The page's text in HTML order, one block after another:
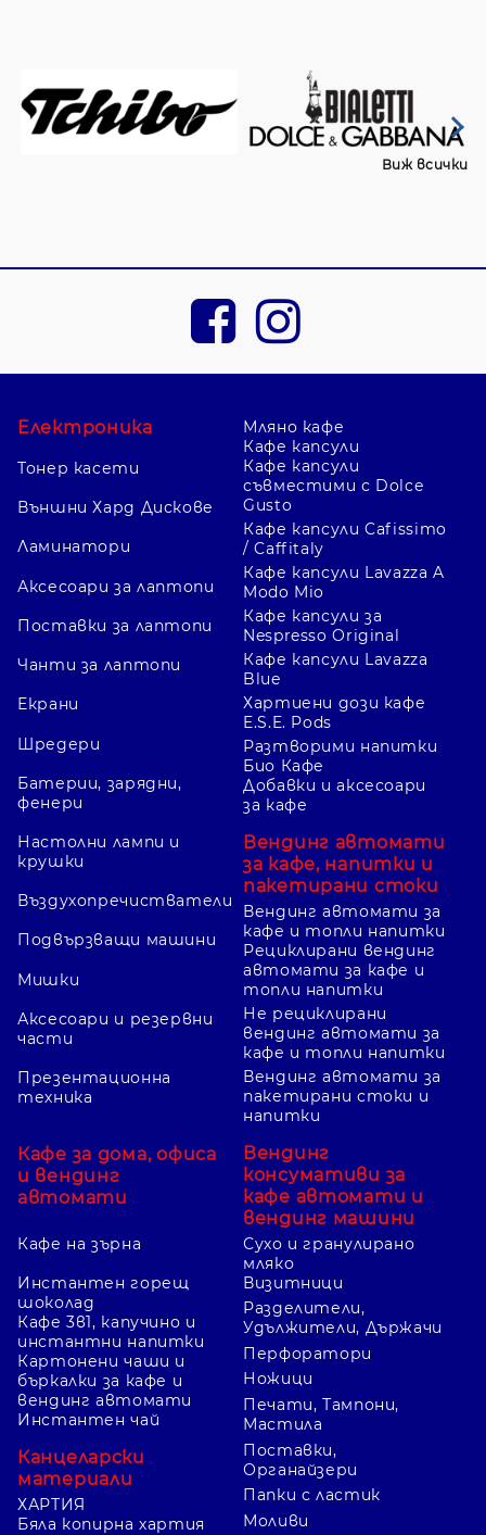
Виж всички
Електроника
Тонер касети
Външни Хард Дискове
Ламинатори
Аксесоари за лаптопи
Поставки за лаптопи
Чанти за лаптопи
Екрани
Шредери
Батерии, зарядни,
фенери
Настолни лампи и
крушки
Въздухопречистватели
Подвързващи машини
Мишки
Аксесоари и резервни
части
Презентационна
техника
Кафе за дома, офиса
и вендинг
автомати
Кафе на зърна
Мляно кафе
Кафе капсули
Кафе капсули
съвместими с Dolce
Gusto
Кафе капсули Cafissimo
/ Caffitaly
Кафе капсули Lavazza A
Modo Mio
Кафе капсули за
Nespresso Original
Кафе капсули Lavazza
Blue
Хартиени дози кафе
E.S.E. Pods
Разтворими напитки
Био Кафе
Добавки и аксесоари
за кафе
Вендинг автомати
за кафе, напитки и
пакетирани стоки
Вендинг автомати за
кафе и топли напитки
Рециклирани вендинг
автомати за кафе и
топли напитки
Не рециклирани
вендинг автомати за
кафе и топли напитки
Вендинг автомати за
пакетирани стоки и
напитки
Вендинг
консумативи за
кафе автомати и
вендинг машини
Сухо и гранулирано
мляко
Инстантен горещ
шоколад
Кафе 3в1, капучино и
инстантни напитки
Картонени чаши и
бъркалки за кафе и
вендинг автомати
Инстантен чай
Канцеларски
материали
ХАРТИЯ
Бяла копирна хартия
Визитници
Разделители,
Удължители, Държачи
Перфоратори
Ножици
Печати, Тампони,
Мастила
Поставки,
Органайзери
Папки с ластик
Моливи